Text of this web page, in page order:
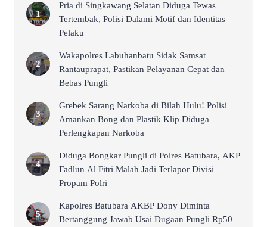
Pria di Singkawang Selatan Diduga Tewas
Tertembak, Polisi Dalami Motif dan Identitas
Pelaku
Wakapolres Labuhanbatu Sidak Samsat
Rantauprapat, Pastikan Pelayanan Cepat dan
Bebas Pungli
Grebek Sarang Narkoba di Bilah Hulu! Polisi
Amankan Bong dan Plastik Klip Diduga
Perlengkapan Narkoba
Diduga Bongkar Pungli di Polres Batubara, AKP
Fadlun Al Fitri Malah Jadi Terlapor Divisi
Propam Polri
Kapolres Batubara AKBP Dony Diminta
Bertanggung Jawab Usai Dugaan Pungli Rp50